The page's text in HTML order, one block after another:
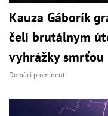
Kauza Gáborík
čelí brutálnym
vyhrážky smrťou
Domáci prominenti